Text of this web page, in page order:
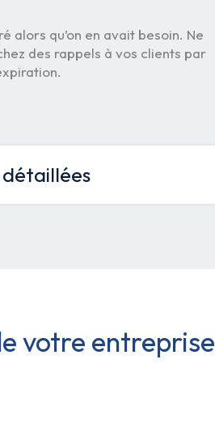
alors qu’on en avait besoin. Ne
des rappels à vos clients par
votre entreprise